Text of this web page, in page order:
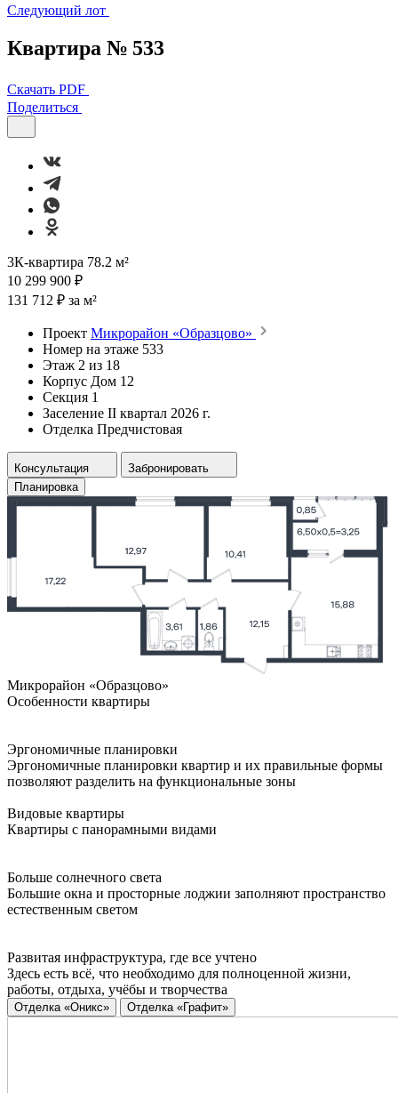
Следующий лот
Квартира № 533
Скачать PDF
Поделиться
3К-квартира 78.2 м²
10 299 900 ₽
131 712 ₽ за м²
Проект Микрорайон «Образцово»
Номер на этаже 533
Этаж 2 из 18
Корпус Дом 12
Секция 1
Заселение II квартал 2026 г.
Отделка Предчистовая
Консультация
Забронировать
Планировка
Микрорайон «Образцово»
Особенности квартиры
Эргономичные планировки
Эргономичные планировки квартир и их правильные формы
позволяют разделить на функциональные зоны
Видовые квартиры
Квартиры с панорамными видами
Больше солнечного света
Большие окна и просторные лоджии заполняют пространство
естественным светом
Развитая инфраструктура, где все учтено
Здесь есть всё, что необходимо для полноценной жизни,
работы, отдыха, учёбы и творчества
Отделка «Оникс» Отделка «Графит»